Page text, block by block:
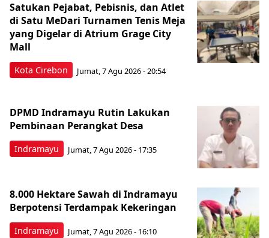
Kota Cirebon
Satukan Pejabat, Pebisnis, dan Atlet
di Satu MeDari Turnamen Tenis Meja
yang Digelar di Atrium Grage City
Mall
Jumat, 7 Agu 2026 - 20:54
Indramayu
DPMD Indramayu Rutin Lakukan
Pembinaan Perangkat Desa
Jumat, 7 Agu 2026 - 17:35
Indramayu
8.000 Hektare Sawah di Indramayu
Berpotensi Terdampak Kekeringan
Jumat, 7 Agu 2026 - 16:10